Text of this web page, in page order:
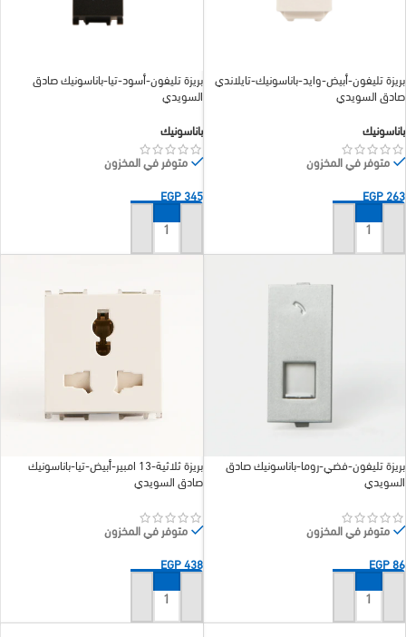
بريزة تليفون-أبيض-وايد-باناسونيك-تايلاندي
صادق السويدي
باناسونيك
متوفر في المخزون
EGP263
إضافة إلى السلة
بريزة تليفون-أسود-تيا-باناسونيك صادق
السويدي
باناسونيك
متوفر في المخزون
EGP345
إضافة إلى السلة
بريزة تليفون-فضي-روما-باناسونيك صادق
السويدي
متوفر في المخزون
EGP86
إضافة إلى السلة
بريزة ثلاثية-13 امبير-أبيض-تيا-باناسونيك
صادق السويدي
متوفر في المخزون
EGP438
إضافة إلى السلة